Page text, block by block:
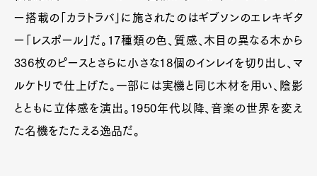
ー搭載の「カラトラバ」に施されたのはギブソンのエレキギタ
ー「レスポール」だ。17種類の色、質感、木目の異なる木から
336枚のピースとさらに小さな18個のインレイを切り出し、マ
ルケトリで仕上げた。一部には実機と同じ木材を用い、陰影
とともに立体感を演出。1950年代以降、音楽の世界を変え
た名機をたたえる逸品だ。